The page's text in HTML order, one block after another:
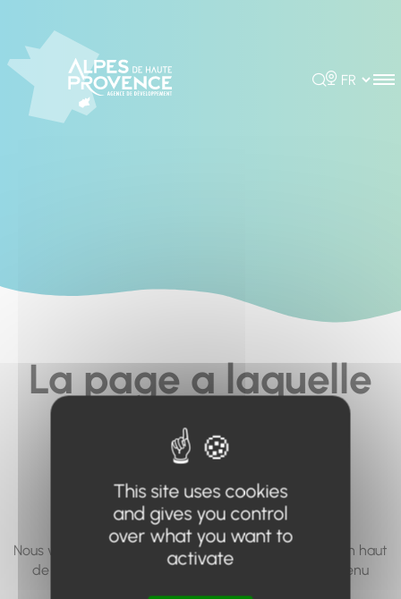
Rechercher
Choisir la
La page a laquelle
vous cherchez à
accéder n'existe
pas... ou plus.
Nous vous invitons à utiliser le moteur de recherche en haut
de page, ou à utiliser le menu pour trouver le contenu
This site uses cookies
and gives you control
over what you want to
activate